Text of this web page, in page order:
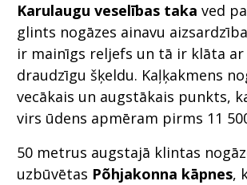
Karulaugu veselības taka ved
glints nogāzes ainavu
ir mainīgs reljefs un tā ir klāta ar
draudzīgu šķeldu. Kaļķakmens
vecākais un augstākais punkts,
virs ūdens apmēram pirms 11
50 metrus augstajā klintas
uzbūvētas Põhjakonna kāpnes,